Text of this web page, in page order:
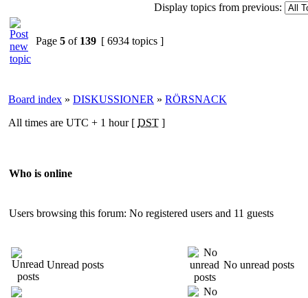
Display topics from previous:
Page 5 of 139 [ 6934 topics ]
Board index » DISKUSSIONER » RÖRSNACK
All times are UTC + 1 hour [ DST ]
Who is online
Users browsing this forum: No registered users and 11 guests
Unread posts No unread posts